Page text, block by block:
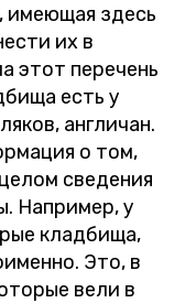
имеющая здесь
их в
этот перечень
есть у
англичан.
о том,
сведения
Например, у
кладбища,
Это, в
вели в